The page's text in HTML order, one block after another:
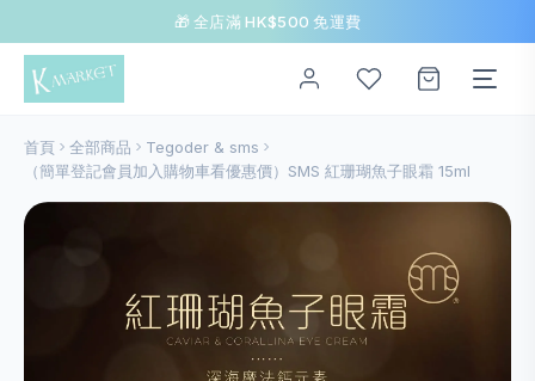
🎁 全店滿 HK$500 免運費
首頁 全部商品
Tegoder & sms
（簡單登記會員加入購物車看優惠價）SMS 紅珊瑚魚子眼霜 15ml